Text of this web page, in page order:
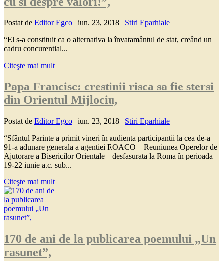
Postat de Editor Egco | iun. 23, 2018 | Stiri Eparhiale
“El s-a constituit ca o alternativa la învatamântul de stat, creând un
cadru concurential...
Citeşte mai mult
Papa Francisc: crestinii risca sa fie stersi
din Orientul Mijlociu,
Postat de Editor Egco | iun. 23, 2018 | Stiri Eparhiale
“Sfântul Parinte a primit vineri în audienta participantii la cea de-a
91-a adunare generala a agentiei ROACO – Reuniunea Operelor de
Ajutorare a Bisericilor Orientale – desfasurata la Roma în perioada
19-22 iunie a.c. sub...
Citeşte mai mult
170 de ani de la publicarea poemului „Un
rasunet”,